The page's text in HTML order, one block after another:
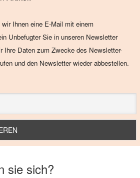
Ihnen eine E-Mail mit einem
Unbefugter Sie in unseren Newsletter
Daten zum Zwecke des Newsletter-
und den Newsletter wieder abbestellen.
sie sich?